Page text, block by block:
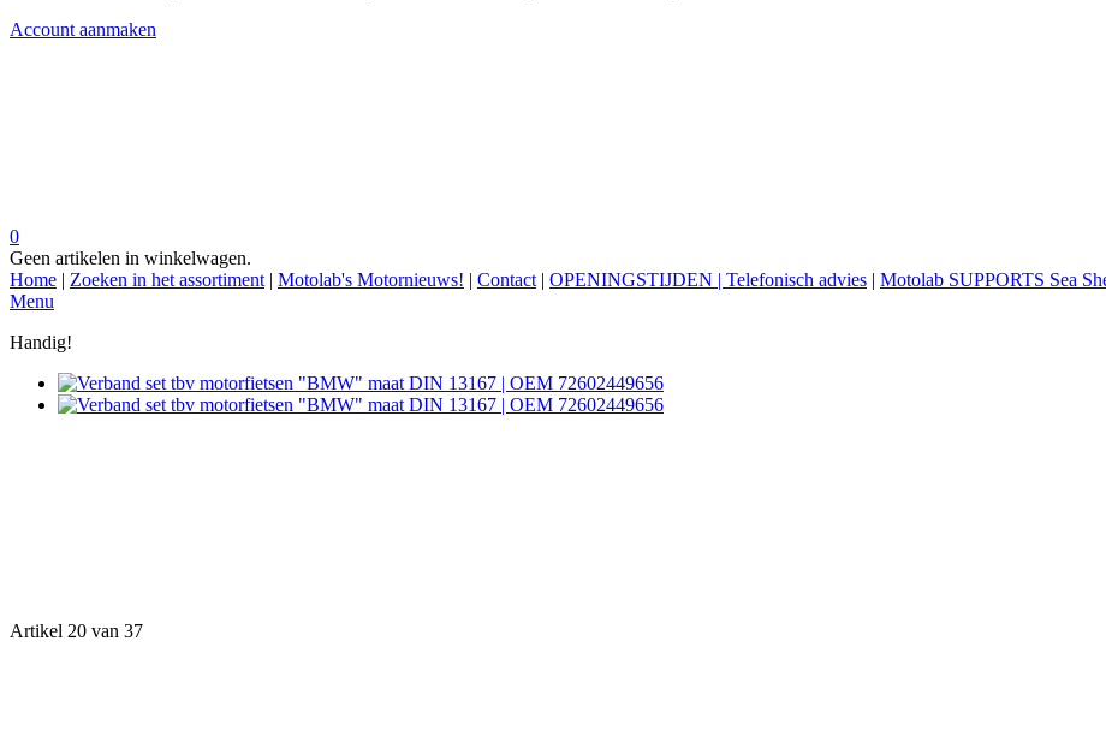
Account aanmaken
0
Geen artikelen in winkelwagen.
Home | Zoeken in het assortiment | Motolab's Motornieuws! | Contact | OPENINGSTIJDEN | Telefonisch advies | Motolab SUPPORTS Sea
Menu
Handig!
Artikel 20 van 37